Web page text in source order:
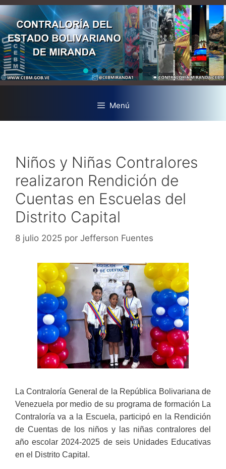
Menú
Niños y Niñas Contralores
realizaron Rendición de
Cuentas en Escuelas del
Distrito Capital
8 julio 2025 por Jefferson Fuentes
La Contraloría General de la República Bolivariana de
Venezuela por medio de su programa de formación La
Contraloría va a la Escuela, participó en la Rendición
de Cuentas de los niños y las niñas contralores del
año escolar 2024-2025 de seis Unidades Educativas
en el Distrito Capital.